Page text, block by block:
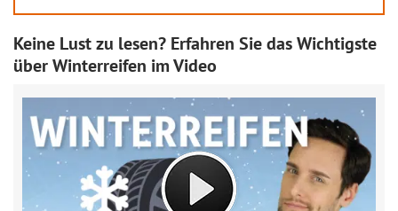
Keine Lust zu lesen? Erfahren Sie das Wichtigste
über Winterreifen im Video